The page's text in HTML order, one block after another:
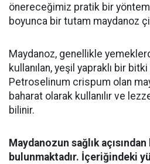
önereceğimiz pratik bir
boyunca bir tutam maydanoz
Maydanoz, genellikle
kullanılan, yeşil yapraklı bir
Petroselinum crispum olan
baharat olarak kullanılır ve
bilinir.
Maydanozun sağlık
bulunmaktadır. İçeriğindeki